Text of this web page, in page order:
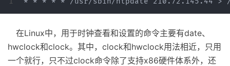
在Linux中，用于时钟查看和设置的命令主要有date、
hwclock和clock。其中，clock和hwclock用法相近，只用
一个就行，只不过clock命令除了支持x86硬件体系外，还